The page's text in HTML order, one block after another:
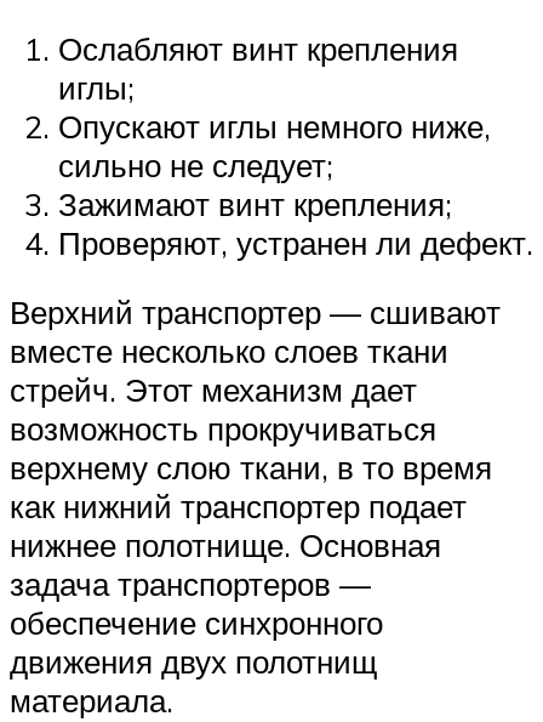
Ослабляют винт крепления
иглы;
Опускают иглы немного ниже,
сильно не следует;
Зажимают винт крепления;
Проверяют, устранен ли дефект.
Верхний транспортер — сшивают
вместе несколько слоев ткани
стрейч. Этот механизм дает
возможность прокручиваться
верхнему слою ткани, в то время
как нижний транспортер подает
нижнее полотнище. Основная
задача транспортеров —
обеспечение синхронного
движения двух полотнищ
материала.